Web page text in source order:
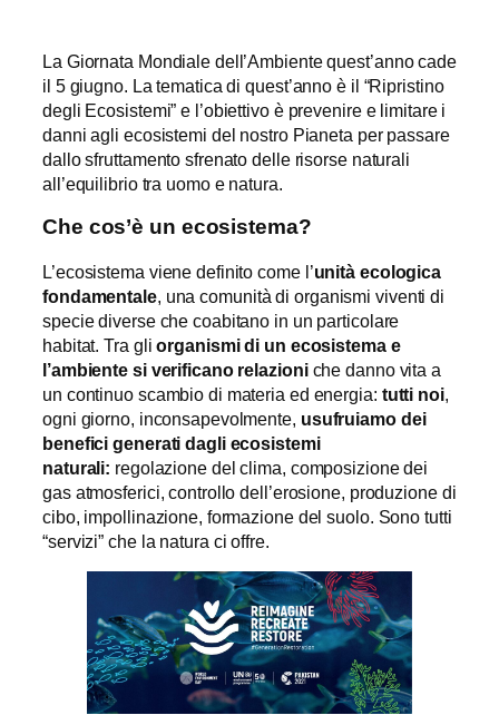
La Giornata Mondiale dell’Ambiente quest’anno cade
il 5 giugno. La tematica di quest’anno è il “Ripristino
degli Ecosistemi” e l’obiettivo è prevenire e limitare i
danni agli ecosistemi del nostro Pianeta per passare
dallo sfruttamento sfrenato delle risorse naturali
all’equilibrio tra uomo e natura.
Che cos’è un ecosistema?
L’ecosistema viene definito come l’unità ecologica
fondamentale, una comunità di organismi viventi di
specie diverse che coabitano in un particolare
habitat. Tra gliorganismi di un ecosistema e
l’ambiente si verificano relazioniche danno vita a
un continuo scambio di materia ed energia: tutti noi,
ogni giorno, inconsapevolmente, usufruiamo dei
benefici generati dagli ecosistemi
naturali: regolazione del clima, composizione dei
gas atmosferici, controllo dell’erosione, produzione di
cibo, impollinazione, formazione del suolo. Sono tutti
“servizi” che la natura ci offre.